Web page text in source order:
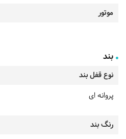
موتور
بند
نوع قفل بند
پروانه ای
رنگ بند